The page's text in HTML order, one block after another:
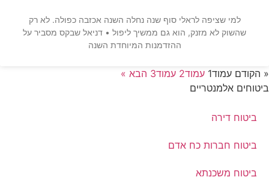
למי שציפה לראלי סוף שנה נחלה השנה אכזבה כפולה. לא רק
שהשוק לא מזנק, הוא גם ממשיך ליפול • דניאל שבקס מסביר על
ההזדמנות המיוחדת השנה
« הקודם עמוד1 עמוד2 עמוד3 הבא »
ביטוחים אלמנטריים
ביטוח דירה
ביטוח חברות כח אדם
ביטוח משכנתא